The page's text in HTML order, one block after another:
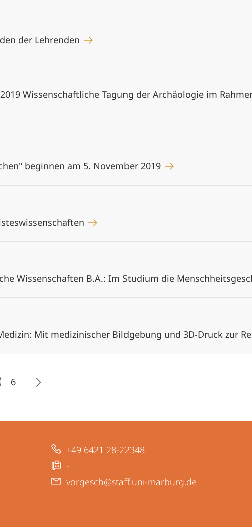
der Lehrenden
Wissenschaftliche Tagung der Archäologie im
beginnen am 5. November 2019
Wissenschaften B.A.: Im Studium die
Mit medizinischer Bildgebung und 3D-Druck zur
6
+49 6421 28-22348
-
vorgesch@staff.uni-marburg.de